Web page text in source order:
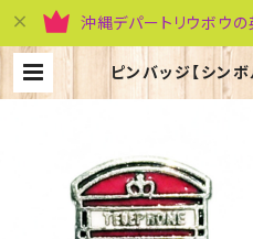
沖縄デパートリウボウ
ピンバッジ【シン
Tradition 90040-P075 | 英国雑